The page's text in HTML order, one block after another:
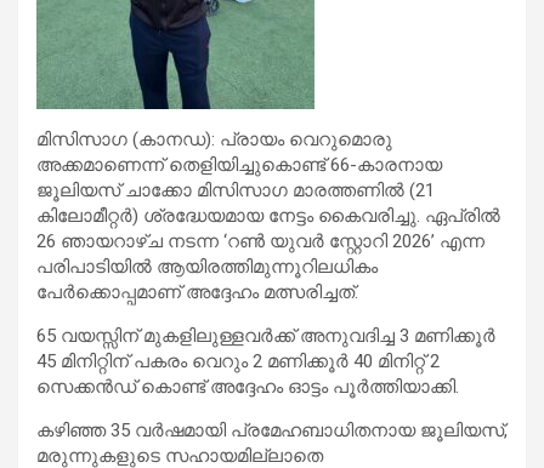
മിസിസാഗ (കാനഡ): പ്രായം വെറുമൊരു
അക്കമാണെന്ന് തെളിയിച്ചുകൊണ്ട് 66-കാരനായ
ജൂലിയസ് ചാക്കോ മിസിസാഗ മാരത്തണിൽ (21
കിലോമീറ്റർ) ശ്രദ്ധേയമായ നേട്ടം കൈവരിച്ചു. ഏപ്രിൽ
26 ഞായറാഴ്ച നടന്ന ‘റൺ യുവർ സ്റ്റോറി 2026’ എന്ന
പരിപാടിയിൽ ആയിരത്തിമുന്നൂറിലധികം
പേർക്കൊപ്പമാണ് അദ്ദേഹം മത്സരിച്ചത്.
65 വയസ്സിന് മുകളിലുള്ളവർക്ക് അനുവദിച്ച 3 മണിക്കൂർ
45 മിനിറ്റിന് പകരം വെറും 2 മണിക്കൂർ 40 മിനിറ്റ് 2
സെക്കൻഡ് കൊണ്ട് അദ്ദേഹം ഓട്ടം പൂർത്തിയാക്കി.
കഴിഞ്ഞ 35 വർഷമായി പ്രമേഹബാധിതനായ ജൂലിയസ്,
മരുന്നുകളുടെ സഹായമില്ലാതെ